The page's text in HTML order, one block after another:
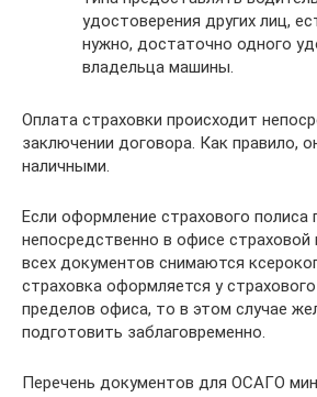
удостоверения других лиц,
нужно, достаточно одного
владельца машины.
Оплата страховки происходит
заключении договора. Как правило,
наличными.
Если оформление страхового полиса
непосредственно в офисе страховой
всех документов снимаются
страховка оформляется у
пределов офиса, то в этом случае
подготовить заблаговременно.
Перечень документов для ОСАГО